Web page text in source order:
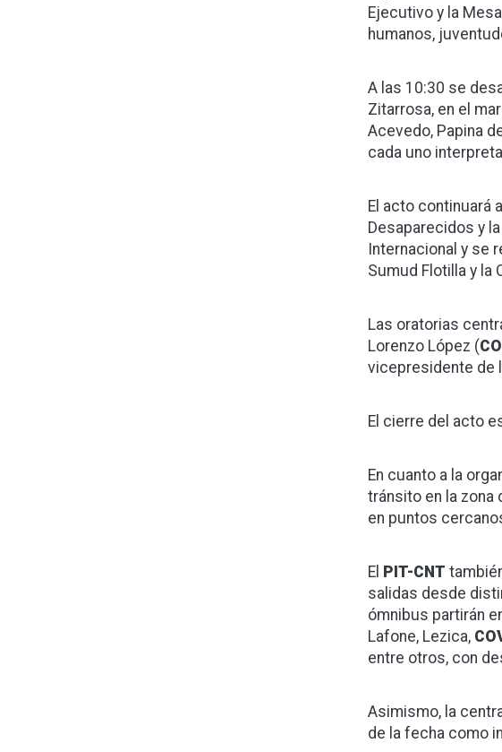
Ejecutivo y la
humanos,
A las 10:30 se
Zitarrosa, en el
Acevedo, Papina
cada uno
El acto continuará
Desaparecidos y
Internacional y se
Sumud Flotilla y la
Las oratorias
Lorenzo López (
vicepresidente de
El cierre del acto
En cuanto a la
tránsito en la zona
en puntos
El PIT-CNT
salidas desde
ómnibus partirán
Lafone, Lezica,
entre otros, con
Asimismo, la
de la fecha como